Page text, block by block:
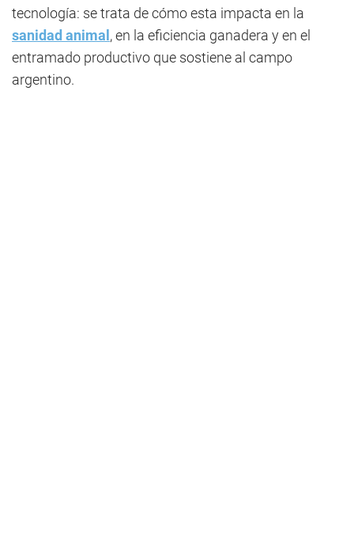
tecnología: se trata de cómo esta impacta en la
sanidad animal , en la eficiencia ganadera y en el
entramado productivo que sostiene al campo
argentino.